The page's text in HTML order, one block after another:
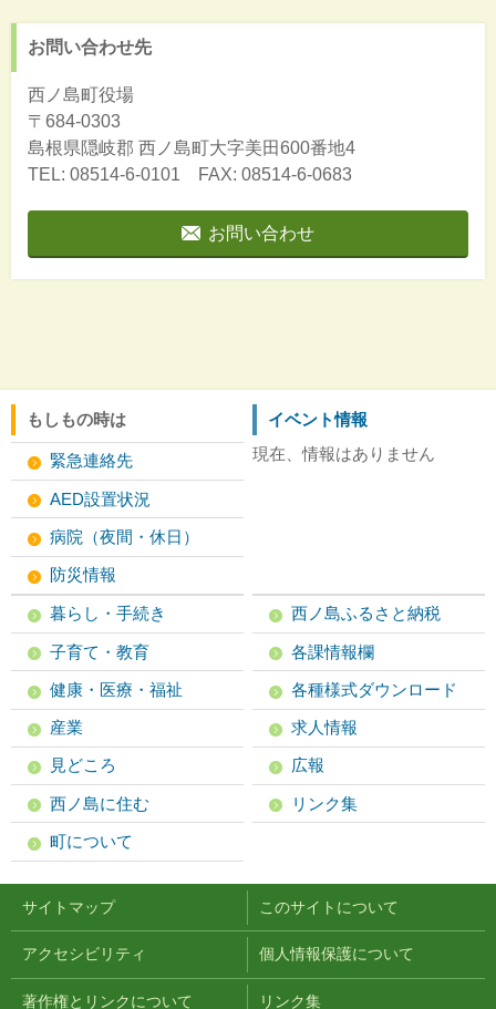
お問い合わせ先
西ノ島町役場
〒684-0303
島根県隠岐郡 西ノ島町大字美田600番地4
TEL: 08514-6-0101 FAX: 08514-6-0683
お問い合わせ
もしもの時は
緊急連絡先
AED設置状況
病院（夜間・休日）
防災情報
イベント情報
現在、情報はありません
暮らし・手続き
子育て・教育
健康・医療・福祉
産業
見どころ
西ノ島に住む
町について
西ノ島ふるさと納税
各課情報欄
各種様式ダウンロード
求人情報
広報
リンク集
サイトマップ このサイトについて
アクセシビリティ 個人情報保護について
著作権とリンクについて リンク集